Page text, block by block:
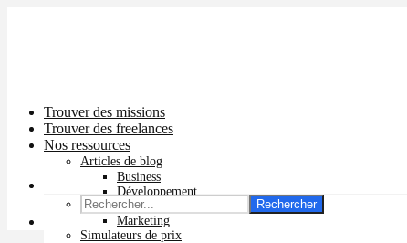
Trouver des missions
Trouver des freelances
Nos ressources
Articles de blog
Business
Développement
Graphisme
Marketing
Simulateurs de prix
Rechercher